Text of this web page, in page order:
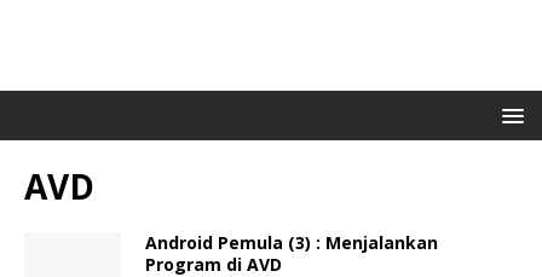
AVD
Android Pemula (3) : Menjalankan
Program di AVD